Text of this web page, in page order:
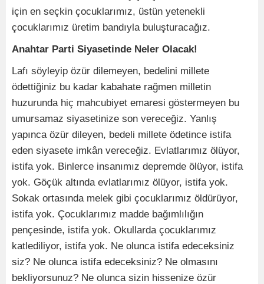
için en seçkin çocuklarımız, üstün yetenekli
çocuklarımız üretim bandıyla buluşturacağız.
Anahtar Parti Siyasetinde Neler Olacak!
Lafı söyleyip özür dilemeyen, bedelini millete
ödettiğiniz bu kadar kabahate rağmen milletin
huzurunda hiç mahcubiyet emaresi göstermeyen bu
umursamaz siyasetinize son vereceğiz. Yanlış
yapınca özür dileyen, bedeli millete ödetince istifa
eden siyasete imkân vereceğiz. Evlatlarımız ölüyor,
istifa yok. Binlerce insanımız depremde ölüyor, istifa
yok. Göçük altında evlatlarımız ölüyor, istifa yok.
Sokak ortasında melek gibi çocuklarımız öldürüyor,
istifa yok. Çocuklarımız madde bağımlılığın
pençesinde, istifa yok. Okullarda çocuklarımız
katlediliyor, istifa yok. Ne olunca istifa edeceksiniz
siz? Ne olunca istifa edeceksiniz? Ne olmasını
bekliyorsunuz? Ne olunca sizin hissenize özür